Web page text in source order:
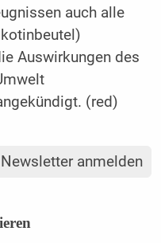
auch alle
Auswirkungen des
(red)
anmelden